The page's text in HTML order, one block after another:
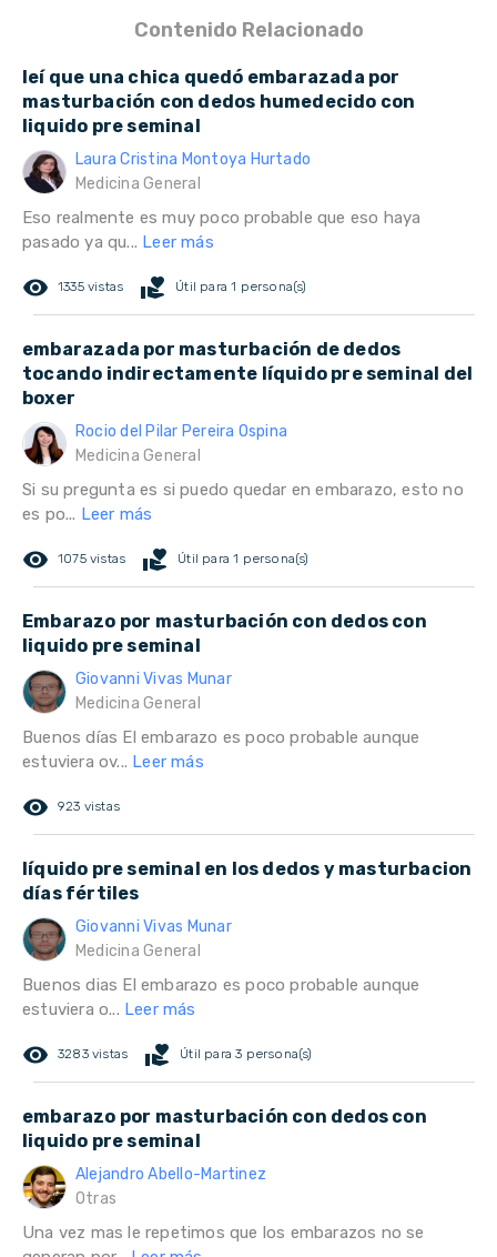
Contenido Relacionado
leí que una chica quedó embarazada por
masturbación con dedos humedecido con
liquido pre seminal
Laura Cristina Montoya Hurtado
Medicina General
Eso realmente es muy poco probable que eso haya
pasado ya qu... Leer más
remove_red_eye 1335 vistas volunteer_activism Útil para 1 persona(s)
embarazada por masturbación de dedos
tocando indirectamente líquido pre seminal del
boxer
Rocio del Pilar Pereira Ospina
Medicina General
Si su pregunta es si puedo quedar en embarazo, esto no
es po... Leer más
remove_red_eye 1075 vistas volunteer_activism Útil para 1 persona(s)
Embarazo por masturbación con dedos con
liquido pre seminal
Giovanni Vivas Munar
Medicina General
Buenos días El embarazo es poco probable aunque
estuviera ov... Leer más
remove_red_eye 923 vistas
líquido pre seminal en los dedos y masturbacion
días fértiles
Giovanni Vivas Munar
Medicina General
Buenos dias El embarazo es poco probable aunque
estuviera o... Leer más
remove_red_eye 3283 vistas volunteer_activism Útil para 3 persona(s)
embarazo por masturbación con dedos con
liquido pre seminal
Alejandro Abello-Martinez
Otras
Una vez mas le repetimos que los embarazos no se